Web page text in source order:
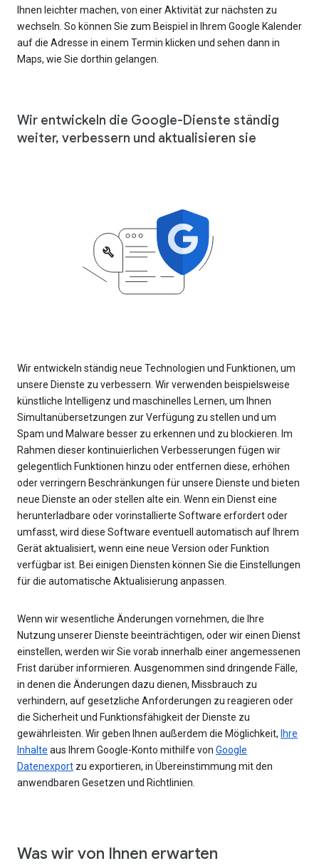
Ihnen leichter machen, von einer Aktivität zur nächsten zu
wechseln. So können Sie zum Beispiel in Ihrem Google Kalender
auf die Adresse in einem Termin klicken und sehen dann in
Maps, wie Sie dorthin gelangen.
Wir entwickeln die Google-Dienste ständig
weiter, verbessern und aktualisieren sie
Wir entwickeln ständig neue Technologien und Funktionen, um
unsere Dienste zu verbessern. Wir verwenden beispielsweise
künstliche Intelligenz und maschinelles Lernen, um Ihnen
Simultanübersetzungen zur Verfügung zu stellen und um
Spam und Malware besser zu erkennen und zu blockieren. Im
Rahmen dieser kontinuierlichen Verbesserungen fügen wir
gelegentlich Funktionen hinzu oder entfernen diese, erhöhen
oder verringern Beschränkungen für unsere Dienste und bieten
neue Dienste an oder stellen alte ein. Wenn ein Dienst eine
herunterladbare oder vorinstallierte Software erfordert oder
umfasst, wird diese Software eventuell automatisch auf Ihrem
Gerät aktualisiert, wenn eine neue Version oder Funktion
verfügbar ist. Bei einigen Diensten können Sie die Einstellungen
für die automatische Aktualisierung anpassen.
Wenn wir wesentliche Änderungen vornehmen, die Ihre
Nutzung unserer Dienste beeinträchtigen, oder wir einen Dienst
einstellen, werden wir Sie vorab innerhalb einer angemessenen
Frist darüber informieren. Ausgenommen sind dringende Fälle,
in denen die Änderungen dazu dienen, Missbrauch zu
verhindern, auf gesetzliche Anforderungen zu reagieren oder
die Sicherheit und Funktionsfähigkeit der Dienste zu
gewährleisten. Wir geben Ihnen außerdem die Möglichkeit, Ihre
Inhalte aus Ihrem Google-Konto mithilfe von Google
Datenexport zu exportieren, in Übereinstimmung mit den
anwendbaren Gesetzen und Richtlinien.
Was wir von Ihnen erwarten